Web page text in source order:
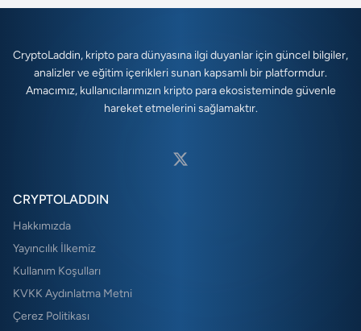
CryptoLaddin, kripto para dünyasına ilgi duyanlar için güncel bilgiler,
analizler ve eğitim içerikleri sunan kapsamlı bir platformdur.
Amacımız, kullanıcılarımızın kripto para ekosisteminde güvenle
hareket etmelerini sağlamaktır.
CRYPTOLADDIN
Hakkımızda
Yayıncılık İlkemiz
Kullanım Koşulları
KVKK Aydınlatma Metni
Çerez Politikası